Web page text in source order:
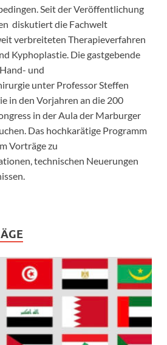
Seit der Veröffentlichung
diskutiert die Fachwelt
verbreiteten Therapieverfahren
Kyphoplastie. Die gastgebende
und
unter Professor Steffen
in den Vorjahren an die 200
in der Aula der Marburger
Das hochkarätige Programm
Vorträge zu
technischen Neuerungen